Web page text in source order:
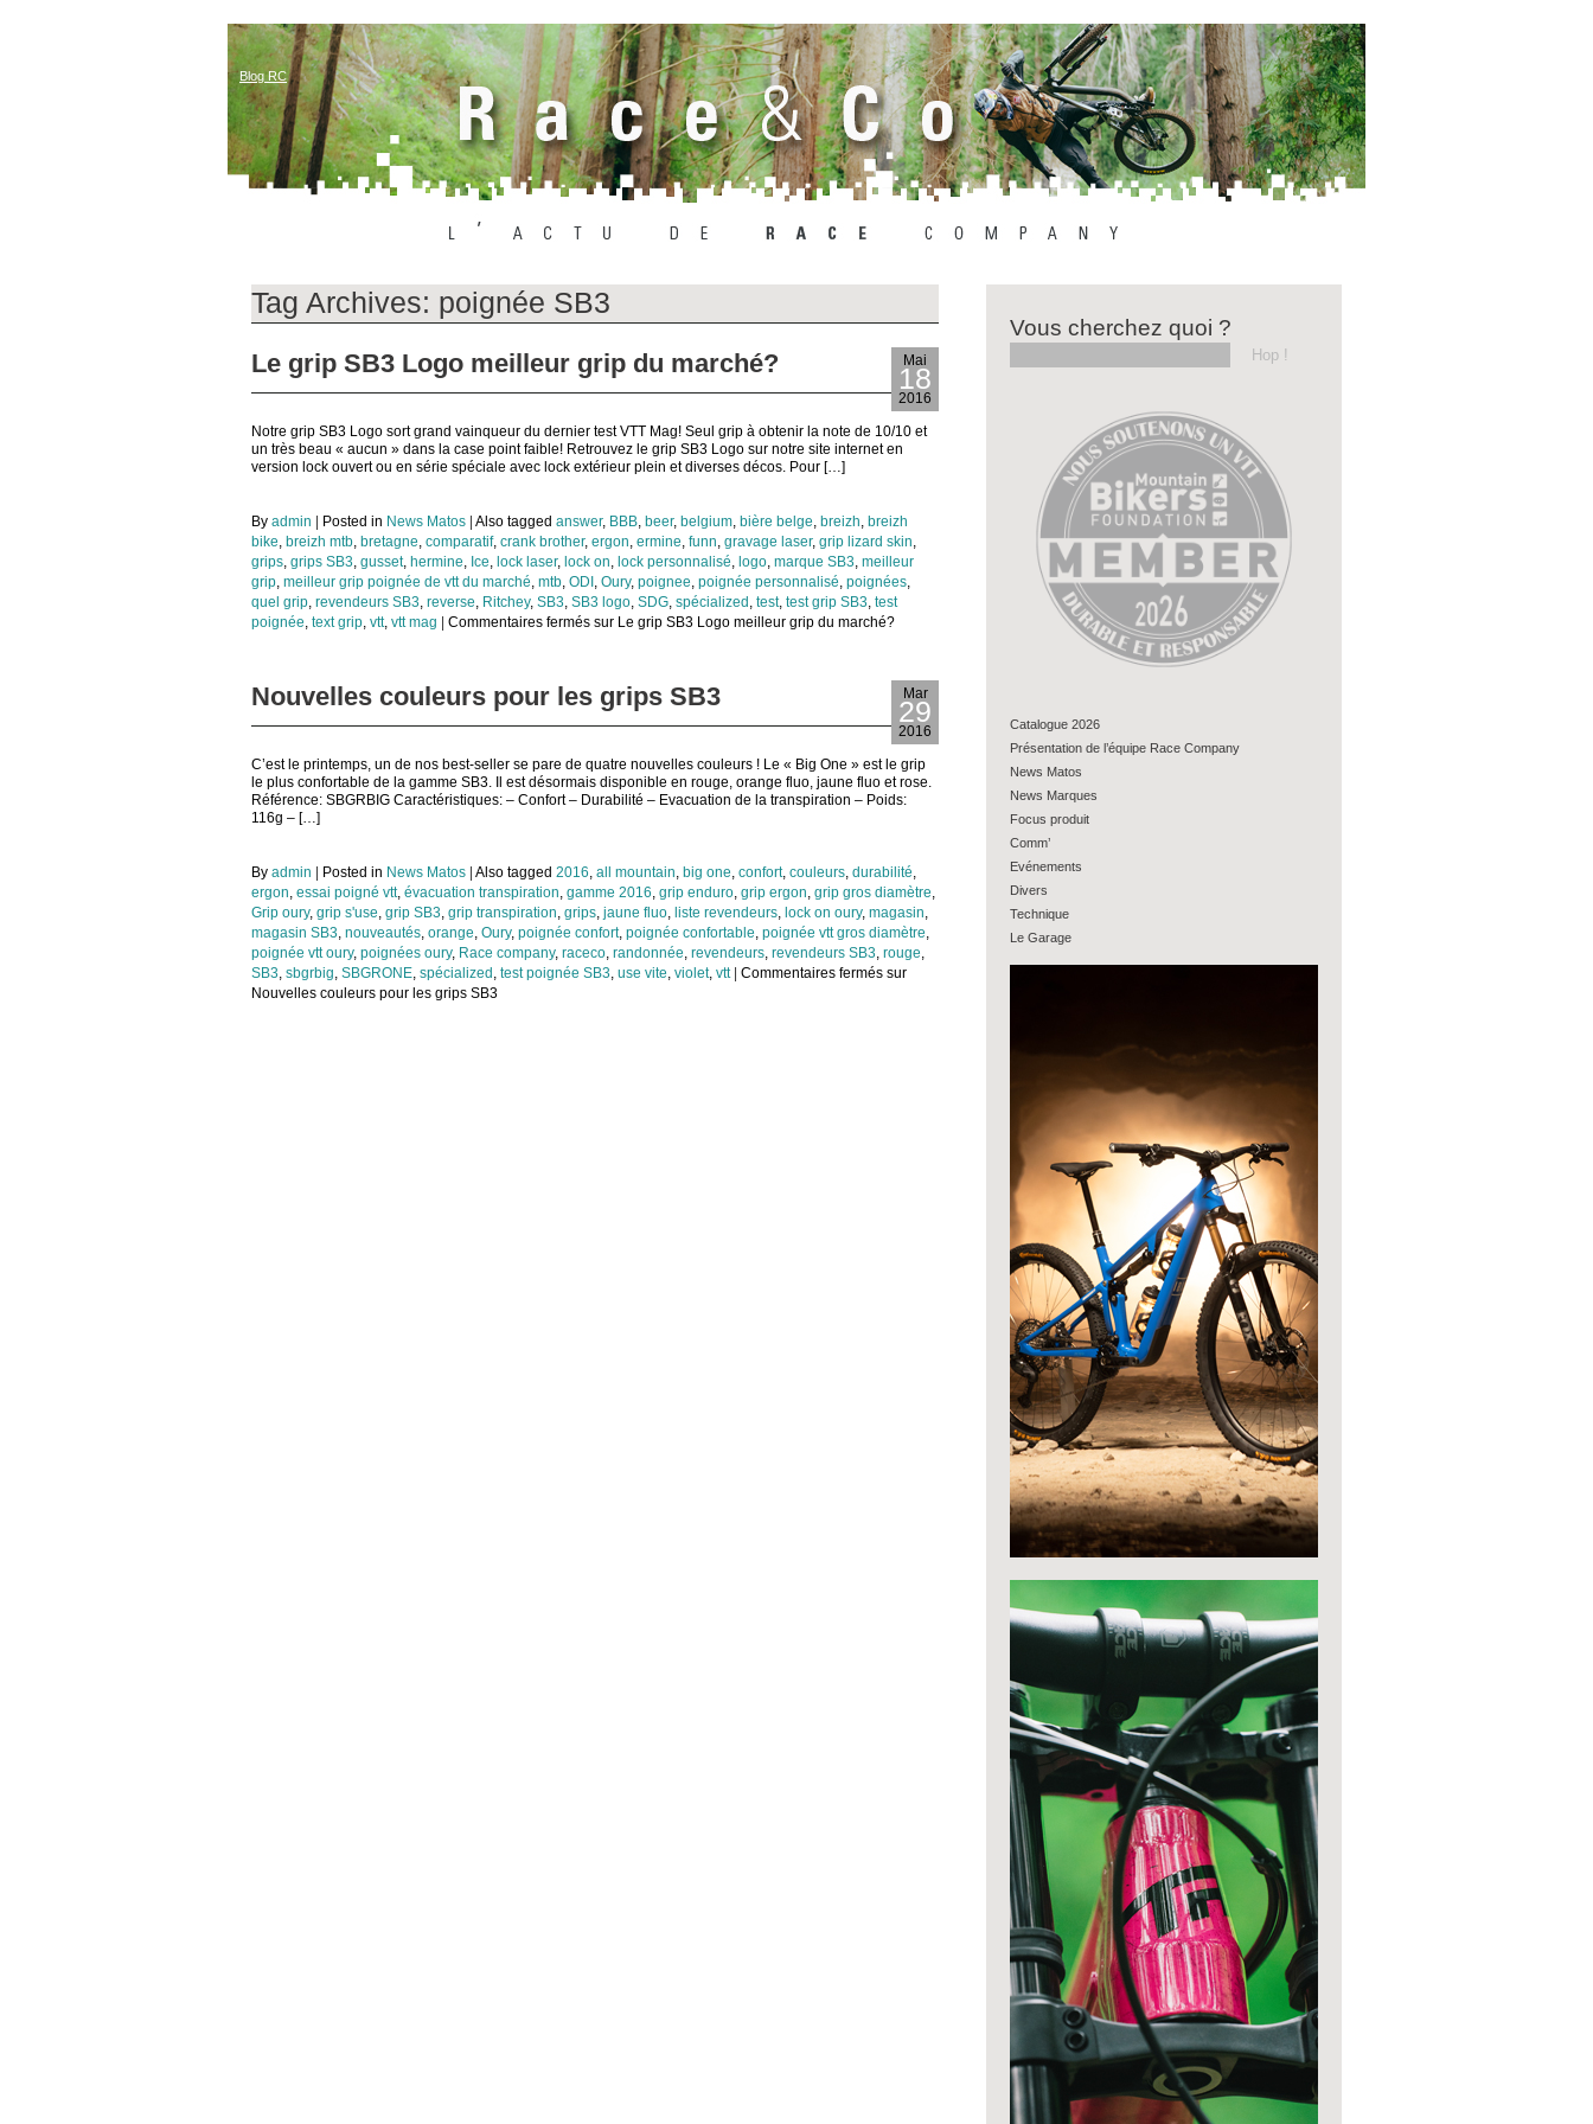
Blog RC
Tag Archives: poignée SB3
Mai
18
2016
Le grip SB3 Logo meilleur grip du marché?
Notre grip SB3 Logo sort grand vainqueur du dernier test VTT Mag! Seul grip à obtenir la note de 10/10 et
un très beau « aucun » dans la case point faible! Retrouvez le grip SB3 Logo sur notre site internet en
version lock ouvert ou en série spéciale avec lock extérieur plein et diverses décos. Pour […]
By admin Posted in News Matos Also tagged answer, BBB, beer, belgium, bière belge, breizh, breizh
bike, breizh mtb, bretagne, comparatif, crank brother, ergon, ermine, funn, gravage laser, grip lizard skin,
grips, grips SB3, gusset, hermine, Ice, lock laser, lock on, lock personnalisé, logo, marque SB3, meilleur
grip, meilleur grip poignée de vtt du marché, mtb, ODI , Oury, poignee, poignée personnalisé, poignées,
quel grip, revendeurs SB3, reverse, Ritchey, SB3, SB3 logo, SDG, spécialized , test, test grip SB3, test
poignée, text grip, vtt, vtt mag Commentaires fermés sur Le grip SB3 Logo meilleur grip du marché?
Mar
29
2016
Nouvelles couleurs pour les grips SB3
C’est le printemps, un de nos best-seller se pare de quatre nouvelles couleurs ! Le « Big One » est le grip
le plus confortable de la gamme SB3. Il est désormais disponible en rouge, orange fluo, jaune fluo et rose.
Référence: SBGRBIG Caractéristiques: – Confort – Durabilité – Evacuation de la transpiration – Poids:
116g – […]
By admin Posted in News Matos Also tagged 2016, all mountain, big one, confort, couleurs, durabilité,
ergon, essai poigné vtt, évacuation transpiration, gamme 2016, grip enduro, grip ergon, grip gros diamètre,
Grip oury, grip s'use, grip SB3, grip transpiration, grips, jaune fluo, liste revendeurs, lock on oury, magasin,
magasin SB3, nouveautés, orange, Oury, poignée confort, poignée confortable, poignée vtt gros diamètre,
poignée vtt oury, poignées oury, Race company, raceco, randonnée, revendeurs, revendeurs SB3, rouge,
SB3, sbgrbig, SBGRONE, spécialized , test poignée SB3, use vite, violet, vtt Commentaires fermés sur
Nouvelles couleurs pour les grips SB3
Vous cherchez quoi ?
Catalogue 2026
Présentation de l’équipe Race Company
News Matos
News Marques
Focus produit
Comm’
Evénements
Divers
Technique
Le Garage